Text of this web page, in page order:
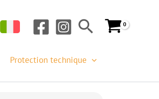
Rechercher
Protection technique